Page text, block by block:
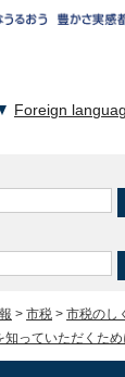
Foreign
> 市税 > 市税のし
知っていただくため